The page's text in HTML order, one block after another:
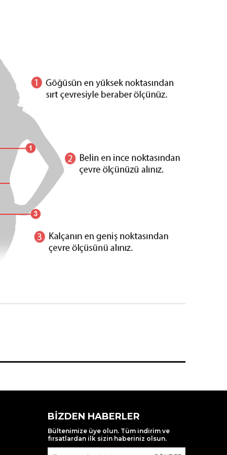
BIZDEN HABERLER
Bültenimize üye olun. Tüm indirim ve
fırsatlardan ilk sizin haberiniz olsun.